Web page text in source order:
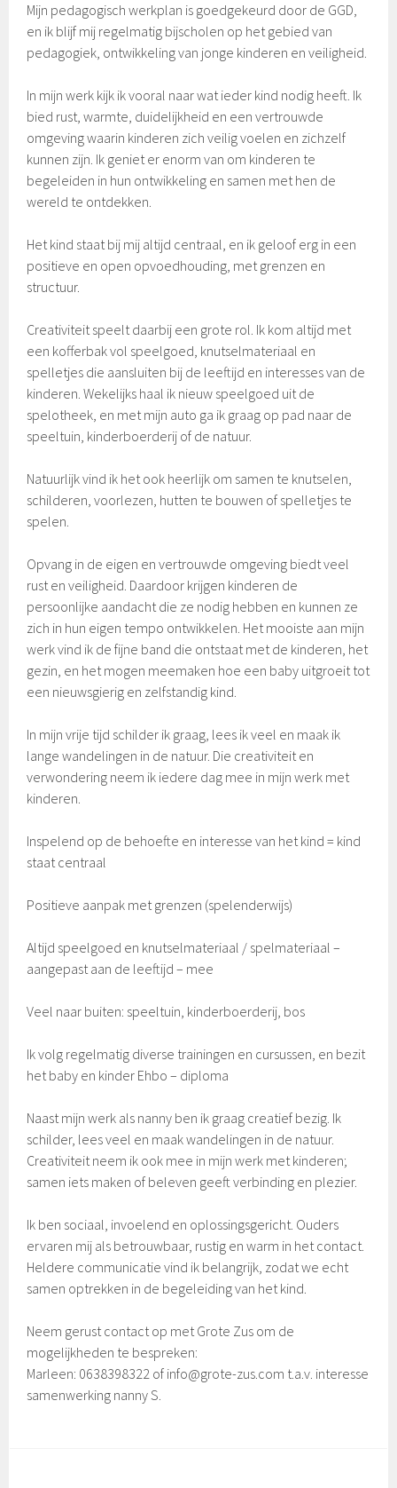
Mijn pedagogisch werkplan is goedgekeurd door de GGD,
en ik blijf mij regelmatig bijscholen op het gebied van
pedagogiek, ontwikkeling van jonge kinderen en veiligheid.
In mijn werk kijk ik vooral naar wat ieder kind nodig heeft. Ik
bied rust, warmte, duidelijkheid en een vertrouwde
omgeving waarin kinderen zich veilig voelen en zichzelf
kunnen zijn. Ik geniet er enorm van om kinderen te
begeleiden in hun ontwikkeling en samen met hen de
wereld te ontdekken.
Het kind staat bij mij altijd centraal, en ik geloof erg in een
positieve en open opvoedhouding, met grenzen en
structuur.
Creativiteit speelt daarbij een grote rol. Ik kom altijd met
een kofferbak vol speelgoed, knutselmateriaal en
spelletjes die aansluiten bij de leeftijd en interesses van de
kinderen. Wekelijks haal ik nieuw speelgoed uit de
spelotheek, en met mijn auto ga ik graag op pad naar de
speeltuin, kinderboerderij of de natuur.
Natuurlijk vind ik het ook heerlijk om samen te knutselen,
schilderen, voorlezen, hutten te bouwen of spelletjes te
spelen.
Opvang in de eigen en vertrouwde omgeving biedt veel
rust en veiligheid. Daardoor krijgen kinderen de
persoonlijke aandacht die ze nodig hebben en kunnen ze
zich in hun eigen tempo ontwikkelen. Het mooiste aan mijn
werk vind ik de fijne band die ontstaat met de kinderen, het
gezin, en het mogen meemaken hoe een baby uitgroeit tot
een nieuwsgierig en zelfstandig kind.
In mijn vrije tijd schilder ik graag, lees ik veel en maak ik
lange wandelingen in de natuur. Die creativiteit en
verwondering neem ik iedere dag mee in mijn werk met
kinderen.
Inspelend op de behoefte en interesse van het kind = kind
staat centraal
Positieve aanpak met grenzen (spelenderwijs)
Altijd speelgoed en knutselmateriaal / spelmateriaal –
aangepast aan de leeftijd – mee
Veel naar buiten: speeltuin, kinderboerderij, bos
Ik volg regelmatig diverse trainingen en cursussen, en bezit
het baby en kinder Ehbo – diploma
Naast mijn werk als nanny ben ik graag creatief bezig. Ik
schilder, lees veel en maak wandelingen in de natuur.
Creativiteit neem ik ook mee in mijn werk met kinderen;
samen iets maken of beleven geeft verbinding en plezier.
Ik ben sociaal, invoelend en oplossingsgericht. Ouders
ervaren mij als betrouwbaar, rustig en warm in het contact.
Heldere communicatie vind ik belangrijk, zodat we echt
samen optrekken in de begeleiding van het kind.
Neem gerust contact op met Grote Zus om de
mogelijkheden te bespreken:
Marleen: 0638398322 of info@grote-zus.com t.a.v. interesse
samenwerking nanny S.